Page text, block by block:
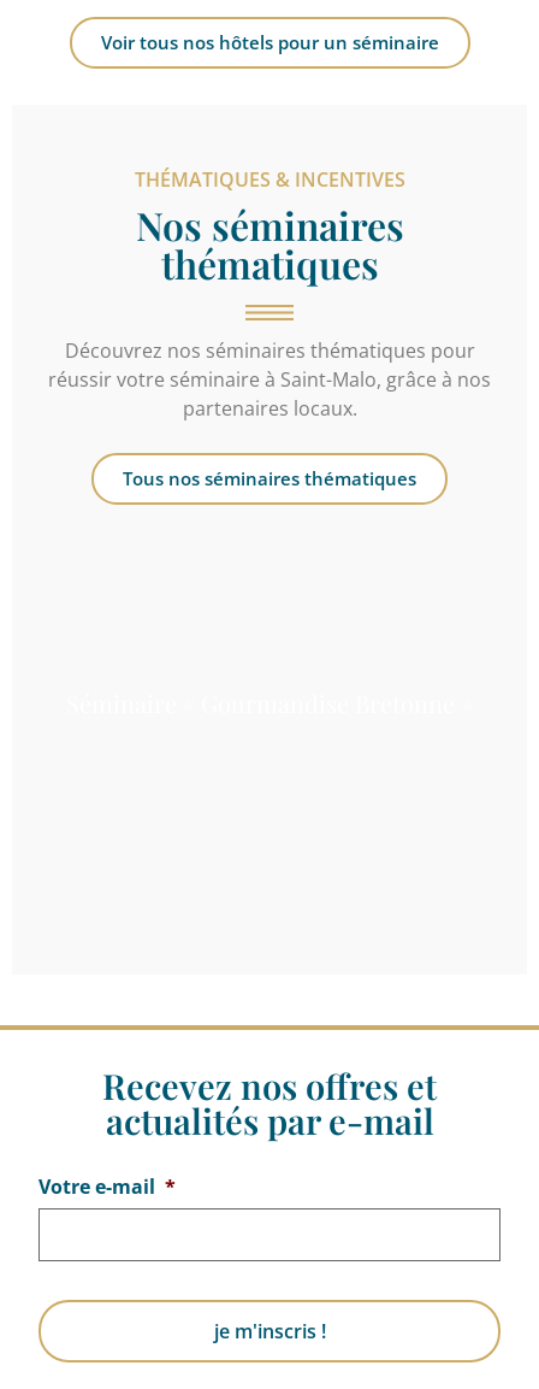
Voir tous nos hôtels pour un séminaire
THÉMATIQUES & INCENTIVES
Nos séminaires
thématiques
Découvrez nos séminaires thématiques pour
réussir votre séminaire à Saint-Malo, grâce à nos
partenaires locaux.
Tous nos séminaires thématiques
Recevez nos offres et
actualités par e-mail
Votre e-mail *